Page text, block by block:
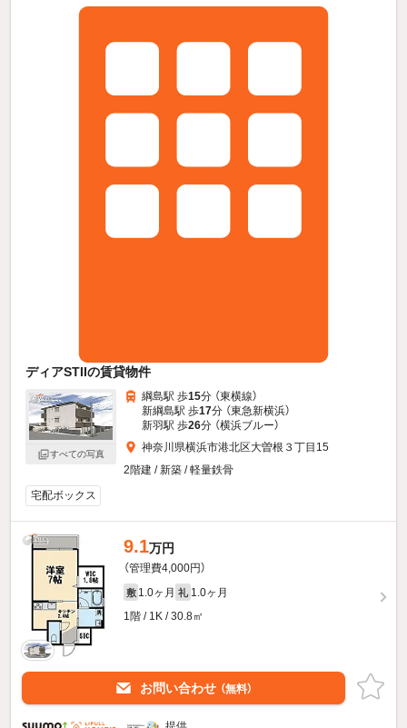
ディアSTIIの賃貸物件
すべての写真
綱島駅 歩15分 （東横線）
新綱島駅 歩17分 （東急新横浜）
新羽駅 歩26分 （横浜ブルー）
神奈川県横浜市港北区大曽根３丁目15
2階建 / 新築 / 軽量鉄骨
宅配ボックス
9.1万円
（管理費4,000円）
敷 1.0ヶ月 礼 1.0ヶ月
1階 / 1K / 30.8㎡
お問い合わせ （無料）